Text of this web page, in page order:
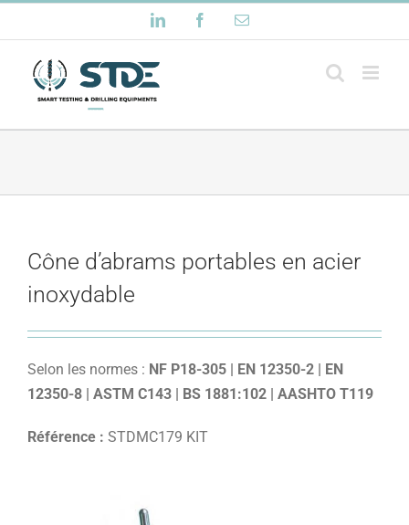
au
contenu
LinkedIn FacebookEmail
Cône d’abrams portables en acier
inoxydable
Selon les normes : NF P18-305 | EN 12350-2 | EN
12350-8 | ASTM C143 | BS 1881:102 | AASHTO T119
Référence : STDMC179 KIT